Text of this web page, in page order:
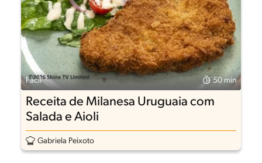
Fácil 50 min
Receita de Milanesa Uruguaia com
Salada e Aioli
Gabriela Peixoto